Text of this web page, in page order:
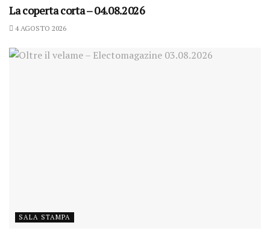
La coperta corta – 04.08.2026
4 AGOSTO 2026
SALA STAMPA